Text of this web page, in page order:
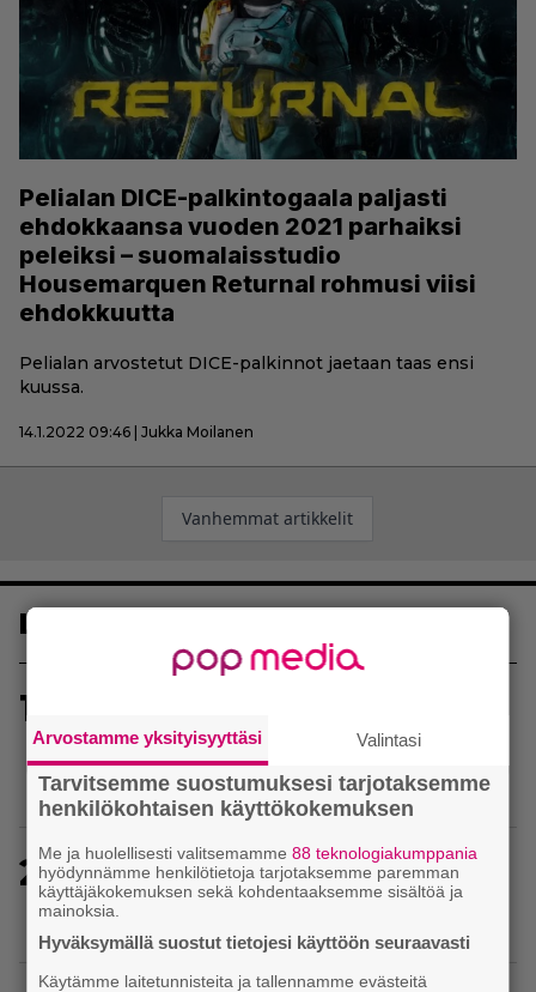
Pelialan DICE-palkintogaala paljasti
ehdokkaansa vuoden 2021 parhaiksi
peleiksi – suomalaisstudio
Housemarquen Returnal rohmusi viisi
ehdokkuutta
Pelialan arvostetut DICE-palkinnot jaetaan taas ensi
kuussa.
14.1.2022 09:46 | Jukka Moilanen
Artikkelien
Vanhemmat artikkelit
Luetuimmat
1
levyttömyyteen siirtymisestä – Yhdysvalloissa
pelejä myydään latauskoodin sisältävissä
koteloissa
2
Uutta PS5-pulmahyppelyä kuvaillaan
ensimmäiseksi peliksi, joka on suunniteltu täysin
DualSense-ohjaimen kosketuslevyn ympärille
Arvostamme yksityisyyttäsi Valintasi
Tarvitsemme suostumuksesi tarjotaksemme
henkilökohtaisen käyttökokemuksen
Me ja huolellisesti valitsemamme88 teknologiakumppania
hyödynnämme henkilötietoja tarjotaksemme paremman
käyttäjäkokemuksen sekä kohdentaaksemme sisältöä ja
mainoksia.
Hyväksymällä suostut tietojesi käyttöön seuraavasti
Käytämme laitetunnisteita ja tallennamme evästeitä